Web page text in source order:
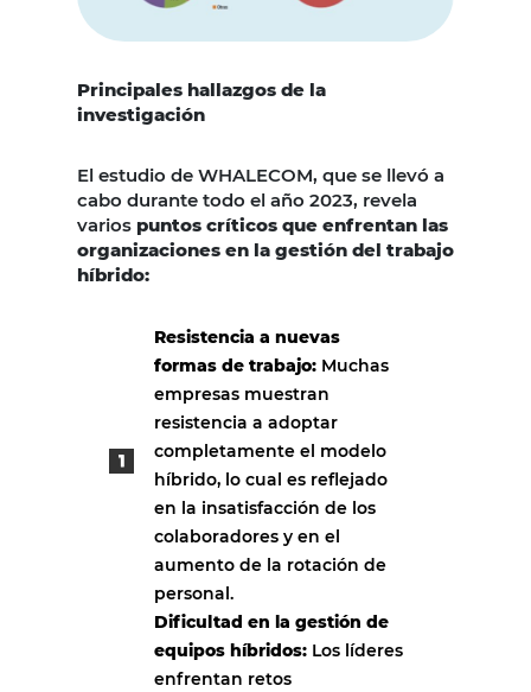
Principales hallazgos de la
investigación
El estudio de WHALECOM, que se llevó a
cabo durante todo el año 2023, revela
varios puntos críticos que enfrentan las
organizaciones en la gestión del trabajo
híbrido:
Resistencia a nuevas
formas de trabajo: Muchas
empresas muestran
resistencia a adoptar
completamente el modelo
híbrido, lo cual es reflejado
en la insatisfacción de los
colaboradores y en el
aumento de la rotación de
personal.
Dificultad en la gestión de
equipos híbridos: Los líderes
enfrentan retos